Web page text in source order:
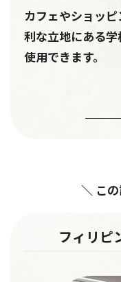
カフェやショッ
利な立地にある
使用できます。
＼ こ
フィリ